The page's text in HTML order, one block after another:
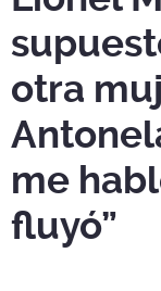
otra
me
fluyó”